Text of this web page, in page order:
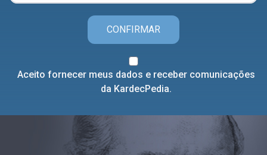
CONFIRMAR
Aceito fornecer meus dados e receber comunicações
da KardecPedia.